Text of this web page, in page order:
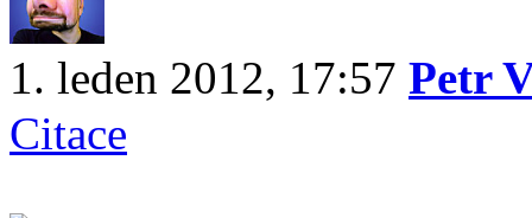
1. leden 2012, 17:57 Petr
Citace